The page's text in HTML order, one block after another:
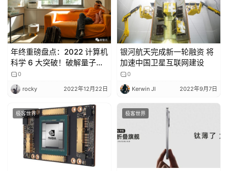
年终重磅盘点：2022 计算机
科学 6 大突破！破解量子加
密、最快矩阵乘法等榜上有
名
0
rocky 2022年12月22日
银河航天完成新一轮融资 将
加速中国卫星互联网建设
0
Kerwin JI 2022年9月7日
极客世界 极客世界